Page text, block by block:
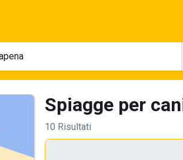
Spiagge per
10 Risultati